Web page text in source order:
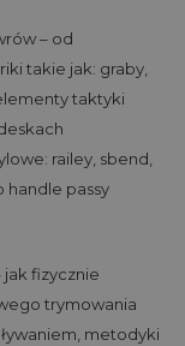
– od
takie jak: graby,
taktyki
railey, sbend,
handle passy
fizycznie
trymowania
metodyki